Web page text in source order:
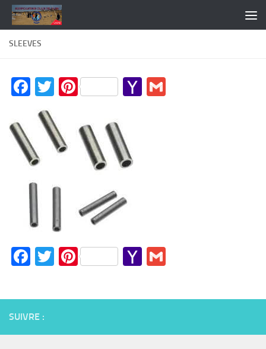
Skip to content
SLEEVES
Facebook
TwitterPinterestYahoo
Facebook
TwitterPinterestYahoo
SUIVRE :